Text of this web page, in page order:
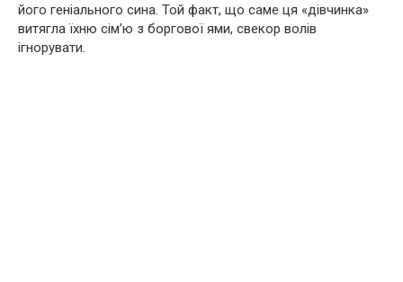
його геніального сина. Той факт, що саме ця «дівчинка»
витягла їхню сім’ю з боргової ями, свекор волів
ігнорувати.